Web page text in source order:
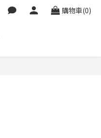
購物車(0)